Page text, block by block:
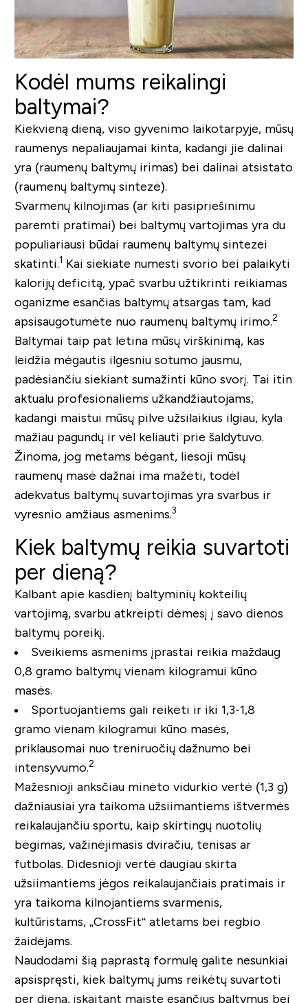
Kodėl mums reikalingi
baltymai?
Kiekvieną dieną, viso gyvenimo laikotarpyje, mūsų
raumenys nepaliaujamai kinta, kadangi jie dalinai
yra (raumenų baltymų irimas) bei dalinai atsistato
(raumenų baltymų sintezė).
Svarmenų kilnojimas (ar kiti pasipriešinimu
paremti pratimai) bei baltymų vartojimas yra du
populiariausi būdai raumenų baltymų sintezei
skatinti.1 Kai siekiate numesti svorio bei palaikyti
kalorijų deficitą, ypač svarbu užtikrinti reikiamas
oganizme esančias baltymų atsargas tam, kad
apsisaugotumėte nuo raumenų baltymų irimo.2
Baltymai taip pat lėtina mūsų virškinimą, kas
leidžia mėgautis ilgesniu sotumo jausmu,
padėsiančiu siekiant sumažinti kūno svorį. Tai itin
aktualu profesionaliems užkandžiautojams,
kadangi maistui mūsų pilve užsilaikius ilgiau, kyla
mažiau pagundų ir vėl keliauti prie šaldytuvo.
Žinoma, jog metams bėgant, liesoji mūsų
raumenų masė dažnai ima mažėti, todėl
adekvatus baltymų suvartojimas yra svarbus ir
vyresnio amžiaus asmenims.3
Kiek baltymų reikia suvartoti
per dieną?
Kalbant apie kasdienį baltyminių kokteilių
vartojimą, svarbu atkreipti dėmesį į savo dienos
baltymų poreikį.
Sveikiems asmenims įprastai reikia maždaug
0,8 gramo baltymų vienam kilogramui kūno
masės.
Sportuojantiems gali reikėti ir iki 1,3-1,8
gramo vienam kilogramui kūno masės,
priklausomai nuo treniruočių dažnumo bei
intensyvumo.2
Mažesnioji anksčiau minėto vidurkio vertė (1,3 g)
dažniausiai yra taikoma užsiimantiems ištvermės
reikalaujančiu sportu, kaip skirtingų nuotolių
bėgimas, važinėjimasis dviračiu, tenisas ar
futbolas. Didesnioji vertė daugiau skirta
užsiimantiems jėgos reikalaujančiais pratimais ir
yra taikoma kilnojantiems svarmenis,
kultūristams, „CrossFit“ atletams bei regbio
žaidėjams.
Naudodami šią paprastą formulę galite nesunkiai
apsispręsti, kiek baltymų jums reikėtų suvartoti
per dieną, įskaitant maiste esančius baltymus bei